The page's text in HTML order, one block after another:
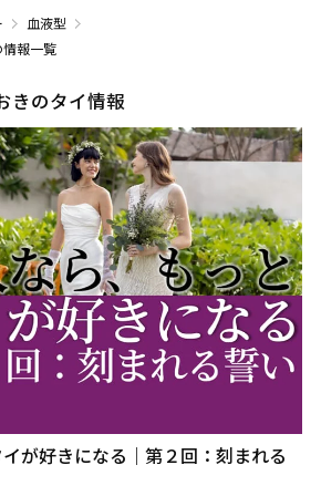
血液型
報一覧
きのタイ情報
が好きになる｜第２回：刻まれる